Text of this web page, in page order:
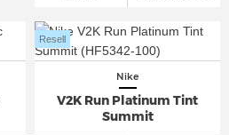
Nike
V2K Run Platinum Tint
Summit
Resell